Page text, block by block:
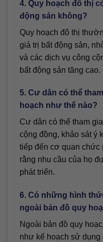
4. Quy hoạch đô thị
động sản không?
Quy hoạch đô thị
giá trị bất động sản,
và các dịch vụ công
bất động sản tăng cao.
5. Cư dân có thể
hoạch như thế nào?
Cư dân có thể tham
cộng đồng, khảo sát ý
tiếp đến cơ quan chức
rằng nhu cầu của họ
phát triển.
6. Có những hình
ngoài bản đồ quy
Ngoài bản đồ quy
như kế hoạch sử dụng